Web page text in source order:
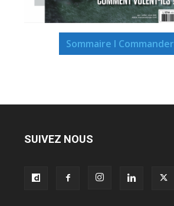
Sommaire I Commander
SUIVEZ NOUS